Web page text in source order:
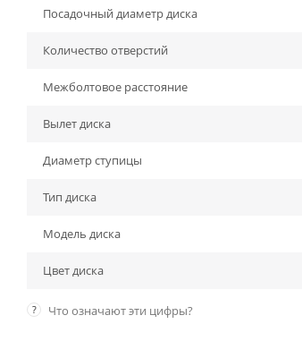
Посадочный диаметр диска
Количество отверстий
Межболтовое расстояние
Вылет диска
Диаметр ступицы
Тип диска
Модель диска
Цвет диска
? Что означают эти цифры?